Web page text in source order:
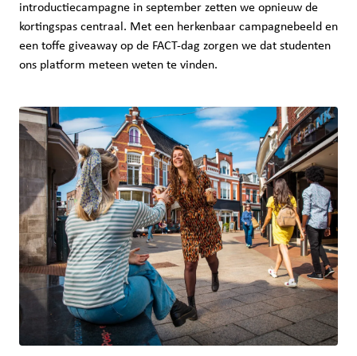
introductiecampagne in september zetten we opnieuw de
kortingspas centraal. Met een herkenbaar campagnebeeld en
een toffe giveaway op de FACT-dag zorgen we dat studenten
ons platform meteen weten te vinden.